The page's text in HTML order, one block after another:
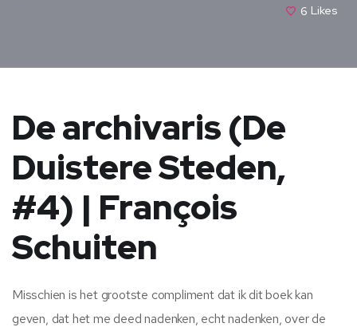
6 Likes
De archivaris (De
Duistere Steden,
#4) | François
Schuiten
Misschien is het grootste compliment dat ik dit boek kan
geven, dat het me deed nadenken, echt nadenken, over de